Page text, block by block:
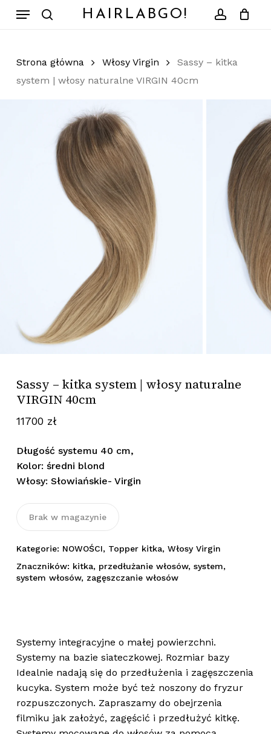
HAIRLABGO!
Menu
Strona główna Włosy Virgin
Sassy – kitka
system | włosy naturalne VIRGIN 40cm
Sassy – kitka system | włosy naturalne
VIRGIN 40cm
11700 zł
Długość systemu 40 cm,
Kolor: średni blond
Włosy: Słowiańskie- Virgin
Brak w magazynie
Kategorie: NOWOŚCI, Topper kitka, Włosy Virgin
Znaczników: kitka, przedłużanie włosów, system,
system włosów, zagęszczanie włosów
Systemy integracyjne o małej powierzchni.
Systemy na bazie siateczkowej. Rozmiar bazy
Idealnie nadają się do przedłużenia i zagęszczenia
kucyka. System może być też noszony do fryzur
rozpuszczonych. Zapraszamy do obejrzenia
filmiku jak założyć, zagęścić i przedłużyć kitkę.